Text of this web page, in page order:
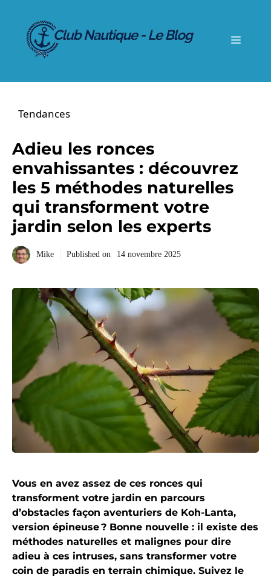
contenu
Menu
Tendances
Adieu les ronces
envahissantes : découvrez
les 5 méthodes naturelles
qui transforment votre
jardin selon les experts
Mike Published on 14 novembre 2025
Vous en avez assez de ces ronces qui
transforment votre jardin en parcours
d’obstacles façon aventuriers de Koh-Lanta,
version épineuse ? Bonne nouvelle : il existe des
méthodes naturelles et malignes pour dire
adieu à ces intruses, sans transformer votre
coin de paradis en terrain chimique. Suivez le